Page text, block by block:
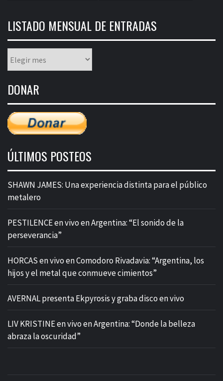
LISTADO MENSUAL DE ENTRADAS
mensual
entradas
DONAR
ÚLTIMOS POSTEOS
SHAWN JAMES: Una experiencia distinta para el público
metalero
PESTILENCE en vivo en Argentina: “El sonido de la
perseverancia”
HORCAS en vivo en Comodoro Rivadavia: “Argentina, los
hijos y el metal que conmueve cimientos”
AVERNAL presenta Ekpyrosis y graba disco en vivo
LIV KRISTINE en vivo en Argentina: “Donde la belleza
abraza la oscuridad”